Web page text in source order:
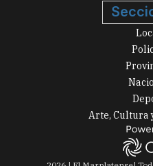
Arte, Cultura